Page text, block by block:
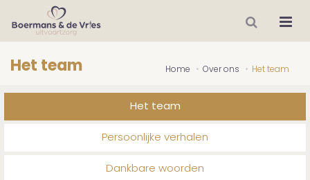
Home Over ons Het team
Het team
Het team
Persoonlijke verhalen
Dankbare woorden